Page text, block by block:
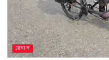
आवाज